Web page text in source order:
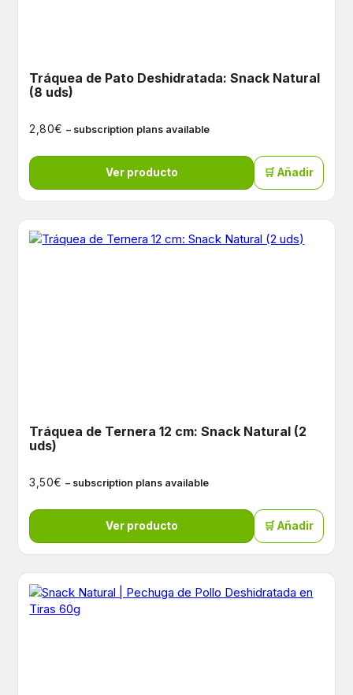
Tráquea de Pato Deshidratada: Snack Natural
(8 uds)
2,80€ – subscription plans available
Ver producto 🛒 Añadir
Tráquea de Ternera 12 cm: Snack Natural (2
uds)
3,50€ – subscription plans available
Ver producto 🛒 Añadir